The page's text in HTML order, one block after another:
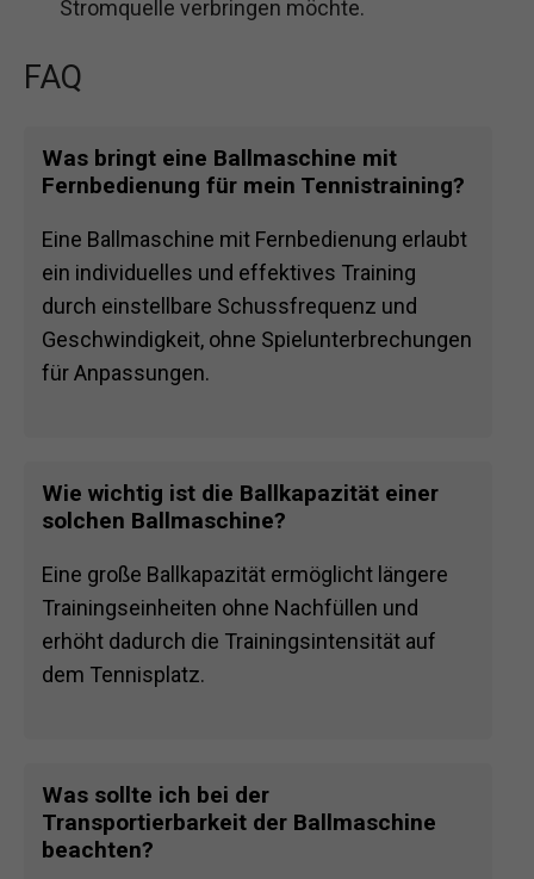
Stromquelle verbringen möchte.
FAQ
Was bringt eine Ballmaschine mit
Fernbedienung für mein Tennistraining?
Eine Ballmaschine mit Fernbedienung erlaubt
ein individuelles und effektives Training
durch einstellbare Schussfrequenz und
Geschwindigkeit, ohne Spielunterbrechungen
für Anpassungen.
Wie wichtig ist die Ballkapazität einer
solchen Ballmaschine?
Eine große Ballkapazität ermöglicht längere
Trainingseinheiten ohne Nachfüllen und
erhöht dadurch die Trainingsintensität auf
dem Tennisplatz.
Was sollte ich bei der
Transportierbarkeit der Ballmaschine
beachten?